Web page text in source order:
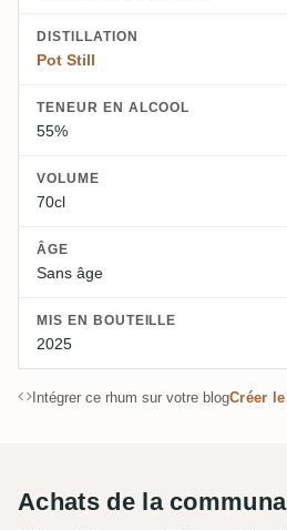
DISTILLATION
Pot Still
TENEUR EN ALCOOL
55%
VOLUME
70cl
ÂGE
Sans âge
MIS EN BOUTEILLE
2025
Intégrer ce rhum sur votre blogCréer
Achats de la